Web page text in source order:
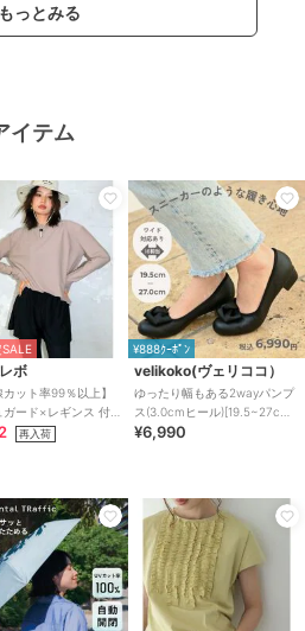
もっとみる
イテム
ボ
カット率99％以上】
ガード×レギンス 付
ニ再入荷
¥888ｸｰﾎﾟﾝ
velikoko(ヴェリココ）
ゆったり幅もある2wayパンプ
ス(3.0cmヒール)[19.5~27cm]
ラクチンきれいシューズ
¥6,990